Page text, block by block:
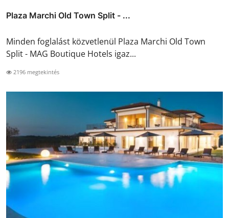
Plaza Marchi Old Town Split - ...
Minden foglalást közvetlenül Plaza Marchi Old Town
Split - MAG Boutique Hotels igaz...
2196 megtekintés